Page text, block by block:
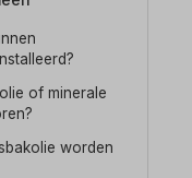
of minerale
worden